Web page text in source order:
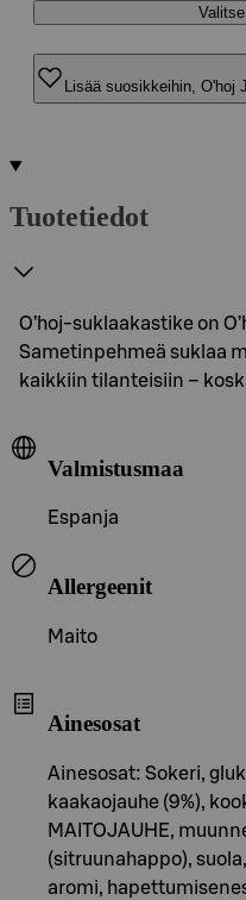
Lisää suosikkeihin, O'hoj
Tuotetiedot
O’hoj-suklaakastike on
Sametinpehmeä suklaa
kaikkiin tilanteisiin –
Valmistusmaa
Espanja
Allergeenit
Maito
Ainesosat
Ainesosat: Sokeri,
kaakaojauhe (9%),
MAITOJAUHE,
(sitruunahappo),
aromi,